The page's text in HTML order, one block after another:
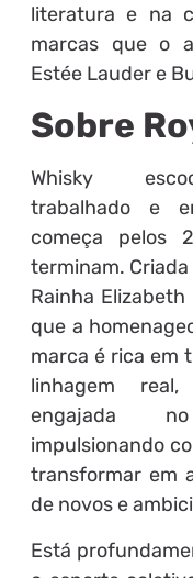
literatura e na
marcas que o
Estée Lauder e
Sobre
Whisky
trabalhado e
começa pelos
terminam.
Rainha
que a
marca é rica em
linhagem
engajada
impulsionando
transformar em
de novos e
Está